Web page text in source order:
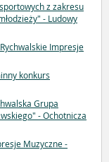
z zakresu
- Ludowy
Impresje
konkurs
Grupa
- Ochotnicza
Muzyczne -